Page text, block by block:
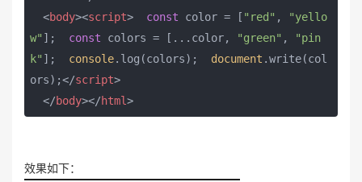
<body><script> const color = [ "red" ,
"yello
w" ]; const colors = [...color, "green" ,
"pin
k" ]; console.log(colors); document .write(col
ors);</script>
</body></html>
效果如下：